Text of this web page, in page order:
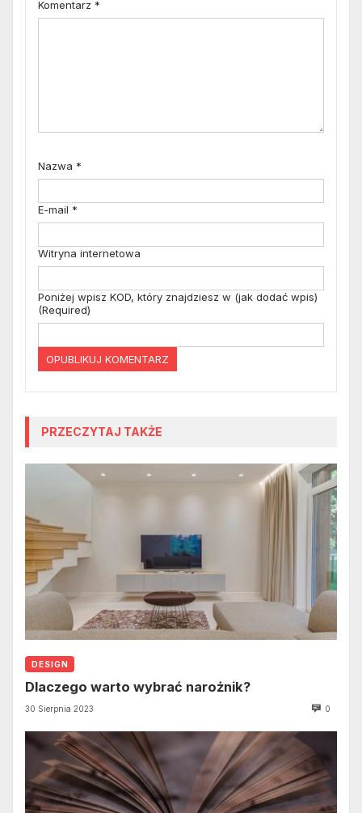
Komentarz *
Nazwa *
E-mail *
Witryna internetowa
Poniżej wpisz KOD, który znajdziesz w (jak dodać wpis)
(Required)
PRZECZYTAJ TAKŻE
DESIGN
Dlaczego warto wybrać narożnik?
30 Sierpnia 2023 0